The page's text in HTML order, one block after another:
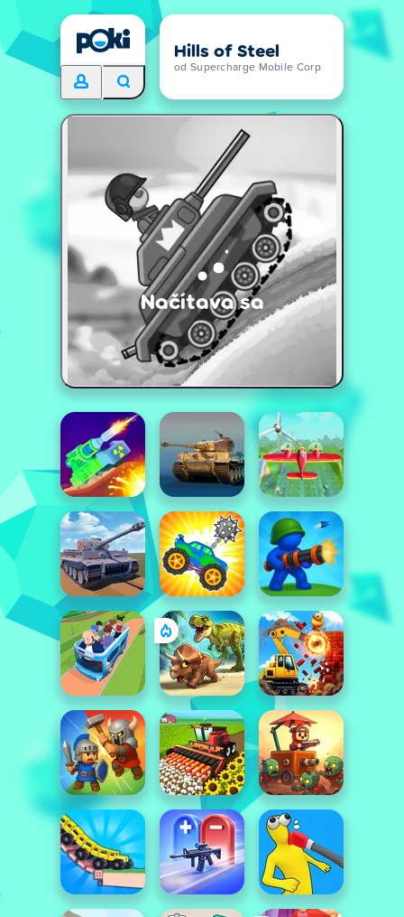
Hills of Steel
od Supercharge Mobile Corp
Načítava sa